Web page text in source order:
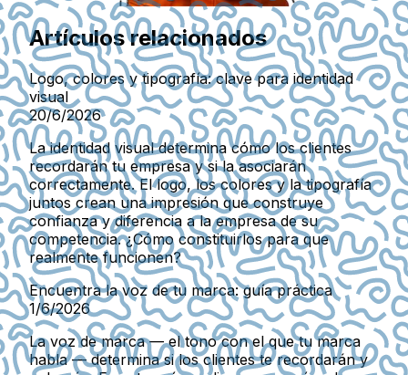
Artículos relacionados
Logo, colores y tipografía: clave para identidad
visual
20/6/2026
La identidad visual determina cómo los clientes
recordarán tu empresa y si la asociarán
correctamente. El logo, los colores y la tipografía
juntos crean una impresión que construye
confianza y diferencia a la empresa de su
competencia. ¿Cómo constituirlos para que
realmente funcionen?
Encuentra la voz de tu marca: guía práctica
1/6/2026
La voz de marca — el tono con el que tu marca
habla — determina si los clientes te recordarán y